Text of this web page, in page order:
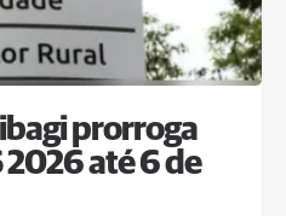
prorroga
2026 até 6 de